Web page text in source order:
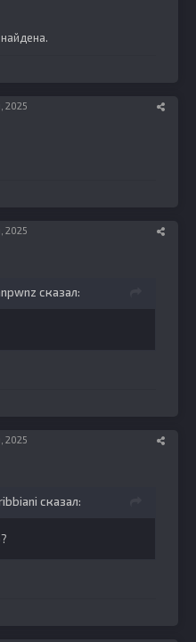
2025
2025
сказал:
2025
сказал: